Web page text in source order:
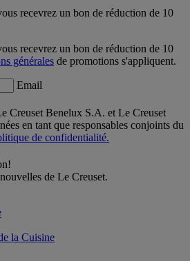
recevrez un bon de réduction de 10
recevrez un bon de réduction de 10
générales de promotions s'appliquent.
Email
Creuset Benelux S.A. et Le Creuset
en tant que responsables conjoints du
de confidentialité.
de Le Creuset.
la Cuisine